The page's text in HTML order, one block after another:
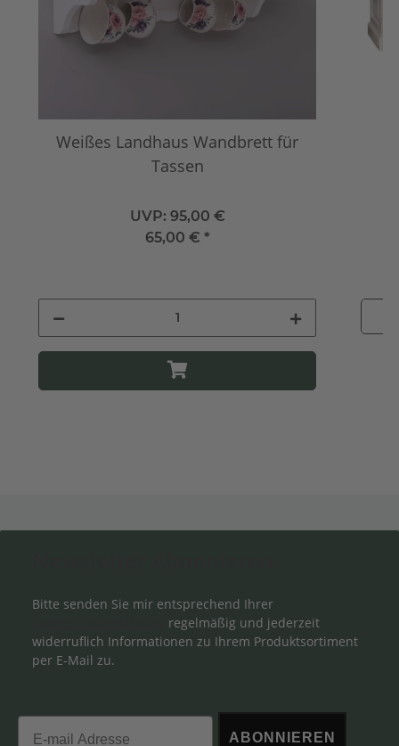
Weißes Landhaus Wandbrett für
Tassen
UVP: 95,00 €
65,00 € *
Bitte senden Sie mir entsprechend Ihrer
regelmäßig und jederzeit
widerruflich Informationen zu Ihrem Produktsortiment
per E-Mail zu.
Email
ABONNIEREN